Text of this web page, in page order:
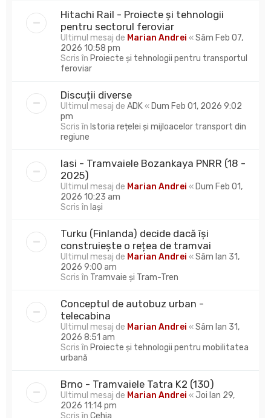
Hitachi Rail - Proiecte și tehnologii
pentru sectorul feroviar
Ultimul mesaj de Marian Andrei «Sâm Feb 07,
2026 10:58 pm
Scris în Proiecte și tehnologii pentru transportul
feroviar
Discuții diverse
Ultimul mesaj de ADK« Dum Feb 01, 2026 9:02
pm
Scris în Istoria rețelei și mijloacelor transport din
regiune
Iasi - Tramvaiele Bozankaya PNRR (18 -
2025)
Ultimul mesaj de Marian Andrei « Dum Feb 01,
2026 10:23 am
Scris în Iași
Turku (Finlanda) decide dacă își
construiește o rețea de tramvai
Ultimul mesaj de Marian Andrei «Sâm Ian 31,
2026 9:00 am
Scris în Tramvaie și Tram-Tren
Conceptul de autobuz urban -
telecabina
Ultimul mesaj de Marian Andrei «Sâm Ian 31,
2026 8:51 am
Scris în Proiecte și tehnologii pentru mobilitatea
urbană
Brno - Tramvaiele Tatra K2 (130)
Ultimul mesaj de Marian Andrei « Joi Ian 29,
2026 11:14 pm
Scris în Cehia